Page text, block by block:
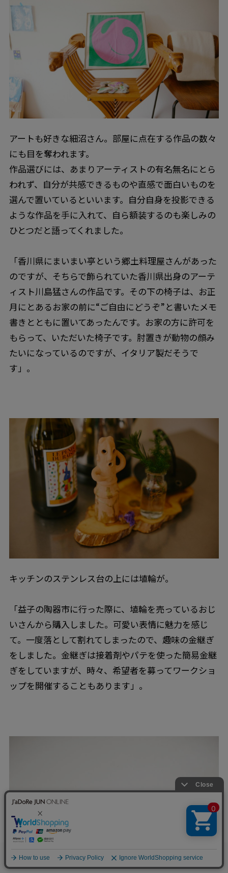
お気に入り
0
カート
アートも好きな細沼さん。部屋に点在する作品の数々
にも目を奪われます。
作品選びには、あまりアーティストの有名無名にとら
われず、自分が共感できるものや直感で面白いものを
選んで置いているといいます。自分自身を投影できる
ような作品を手に入れて、自ら額装するのも楽しみの
ひとつだと語ってくれました。
「香川県にまいまい亭という郷土料理屋さんがあった
のですが、そちらで飾られていた香川県出身のアーテ
ィスト川島猛さんの作品です。その下の椅子は、お正
月にとあるお家の前に“ご自由にどうぞ”と書いたメモ
書きとともに置いてあったんです。お家の方に許可を
もらって、いただいた椅子です。肘置きが動物の顔み
たいになっているのですが、イタリア製だそうで
す」。
キッチンのステンレス台の上には埴輪が。
「益子の陶器市に行った際に、埴輪を売っているおじ
いさんから購入しました。可愛い表情に魅力を感じ
て。一度落として割れてしまったので、趣味の金継ぎ
をしました。金継ぎは接着剤やパテを使った簡易金継
ぎをしていますが、時々、希望者を募ってワークショ
ップを開催することもあります」。